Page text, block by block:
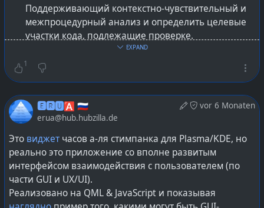
мученические попытки адаптироваться?
Вместо этого должно быть освоение вещей
существующих и доступных вообще в целом, ради
созданием такой подборки и настроек, что подходит
лично конкретному индивидууму.
Да, есть такая благодетель, как стремление осваивать
инструменты, овладевая мастерством использования.
Однако, слишком уж часто наблюдается подмена этой
добродетели на пассивную ролью страдальца и
мученика, который якобы как геймер пытается git-
gud'нуться.
#software#android# lang_ru
Поддерживающий контекстно-чувствительный и
межпроцедурный анализ и определить целевые
участки кода, подлежащие проверке.
Описать процесс разработки.
сложившиеся практики к состоянию, когда
возможно однозначно формализовать и
подтверждением в рамках установленных
требований).
Иначе говоря, внедрён ряд практик, которые
оказались включены в процессы на постоянной
основе, без пересмотра или отказа — закреплены как
постоянная часть жизненного цикла создаваемого
продукта:
EXPAND
1
vor 6 Monaten
🅴🆁🆄🅰 🇷🇺
erua@hub.hubzilla.de
Это виджет часов а-ля стимпанка для Plasma/KDE, но
реально это приложение со вполне развитым
интерфейсом взаимодействия с пользователем (по
части GUI и UX/UI).
Реализовано на QML & JavaScript и показывая